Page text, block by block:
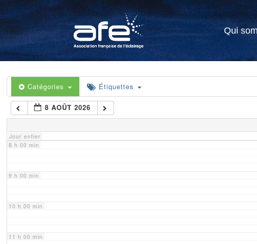
Qui
Catégories Étiquettes
8 AOÛT 2026
Jour entier
4 h 00 min
5 h 00 min
6 h 00 min
7 h 00 min
8 h 00 min
9 h 00 min
10 h 00 min
11 h 00 min